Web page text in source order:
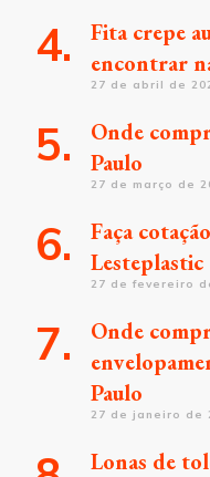
Fita crepe
encontrar
27 de abril de
Onde
Paulo
27 de março de
Faça
Lesteplastic
27 de fevereiro
Onde
Paulo
27 de janeiro de
Lonas de